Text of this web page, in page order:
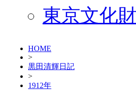
東京文化
HOME
>
黒田清輝日記
>
1912年